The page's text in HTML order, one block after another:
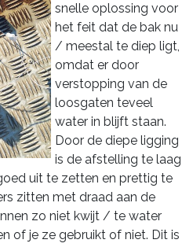
snelle oplossing voor
het feit dat de bak nu
/ meestal te diep ligt,
omdat er door
verstopping van de
loosgaten teveel
water in blijft staan.
Door de diepe ligging
is de afstelling te laag
uit te zetten en prettig te
zitten met draad aan de
zo niet kwijt / te water
of je ze gebruikt of niet. Dit is